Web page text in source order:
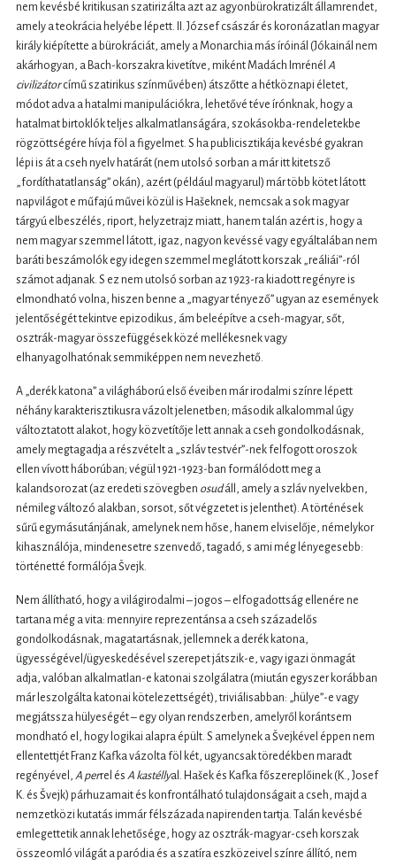
nem kevésbé kritikusan szatirizálta azt az agyonbürokratizált államrendet,
amely a teokrácia helyébe lépett. II. József császár és koronázatlan magyar
király kiépítette a bürokráciát, amely a Monarchia más íróinál (Jókainál nem
akárhogyan, a Bach-korszakra kivetítve, miként Madách Imrénél A
civilizátorcímű szatirikus színművében) átszőtte a hétköznapi életet,
módot adva a hatalmi manipulációkra, lehetővé téve írónknak, hogy a
hatalmat birtoklók teljes alkalmatlanságára, szokásokba-rendeletekbe
rögzöttségére hívja föl a figyelmet. S ha publicisztikája kevésbé gyakran
lépi is át a cseh nyelv határát (nem utolsó sorban a már itt kitetsző
„fordíthatatlanság” okán), azért (például magyarul) már több kötet látott
napvilágot e műfajú művei közül is Hašeknek, nemcsak a sok magyar
tárgyú elbeszélés, riport, helyzetrajz miatt, hanem talán azért is, hogy a
nem magyar szemmel látott, igaz, nagyon kevéssé vagy egyáltalában nem
baráti beszámolók egy idegen szemmel meglátott korszak „reáliái”-ról
számot adjanak. S ez nem utolsó sorban az 1923-ra kiadott regényre is
elmondható volna, hiszen benne a „magyar tényező” ugyan az események
jelentőségét tekintve epizodikus, ám beleépítve a cseh-magyar, sőt,
osztrák-magyar összefüggések közé mellékesnek vagy
elhanyagolhatónak semmiképpen nem nevezhető.
A „derék katona” a világháború első éveiben már irodalmi színre lépett
néhány karakterisztikusra vázolt jelenetben; második alkalommal úgy
változtatott alakot, hogy közvetítője lett annak a cseh gondolkodásnak,
amely megtagadja a részvételt a „szláv testvér”-nek felfogott oroszok
ellen vívott háborúban; végül 1921-1923-ban formálódott meg a
kalandsorozat (az eredeti szövegben osudáll, amely a szláv nyelvekben,
némileg változó alakban, sorsot, sőt végzetet is jelenthet). A történések
sűrű egymásutánjának, amelynek nem hőse, hanem elviselője, némelykor
kihasználója, mindenesetre szenvedő, tagadó, s ami még lényegesebb:
történetté formálója Švejk.
Nem állítható, hogy a világirodalmi – jogos – elfogadottság ellenére ne
tartana még a vita: mennyire reprezentánsa a cseh századelős
gondolkodásnak, magatartásnak, jellemnek a derék katona,
ügyességével/ügyeskedésével szerepet játszik-e, vagy igazi önmagát
adja, valóban alkalmatlan-e katonai szolgálatra (miután egyszer korábban
már leszolgálta katonai kötelezettségét), triviálisabban: „hülye”-e vagy
megjátssza hülyeségét – egy olyan rendszerben, amelyről korántsem
mondható el, hogy logikai alapra épült. S amelynek a Švejkével éppen nem
ellentettjét Franz Kafka vázolta föl két, ugyancsak töredékben maradt
regényével, A perrel és A kastéllyal. Hašek és Kafka főszereplőinek (K., Josef
K. és Švejk) párhuzamait és konfrontálható tulajdonságait a cseh, majd a
nemzetközi kutatás immár félszázada napirenden tartja. Talán kevésbé
emlegettetik annak lehetősége, hogy az osztrák-magyar-cseh korszak
összeomló világát a paródia és a szatíra eszközeivel színre állító, nem